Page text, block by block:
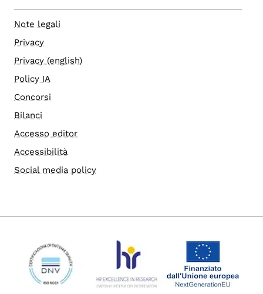
Note legali
Privacy
Privacy (english)
Policy IA
Concorsi
Bilanci
Accesso editor
Accessibilità
Social media policy